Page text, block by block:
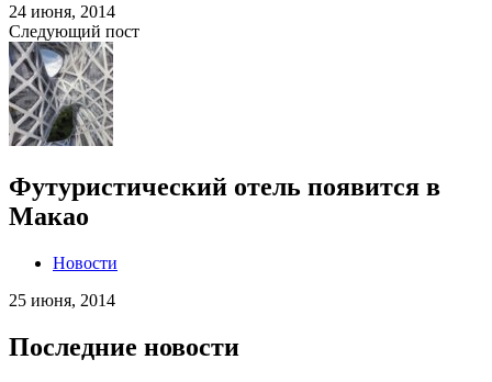
24 июня, 2014
Следующий пост
Футуристический отель появится в
Макао
Новости
25 июня, 2014
Последние новости